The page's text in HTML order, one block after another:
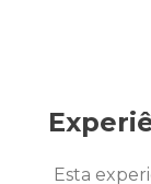
Esta